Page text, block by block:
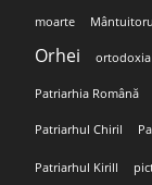
moarte
Orhei ortodoxia
Patriarhia Română
Patriarhul Chiril
Patriarhul Kirill